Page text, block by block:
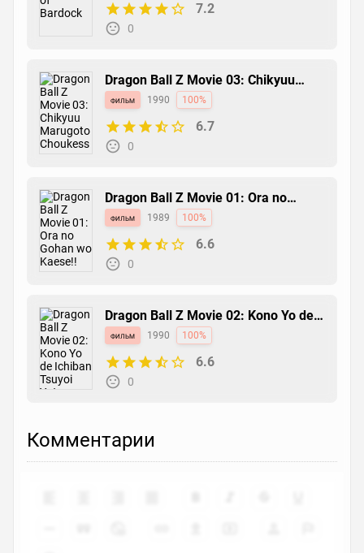
7.2
0
Dragon Ball Z Movie 03: Chikyuu
Marugoto Choukessen
фильм 1990 100%
6.7
0
Dragon Ball Z Movie 01: Ora no
Gohan wo Kaese!!
фильм 1989 100%
6.6
0
Dragon Ball Z Movie 02: Kono Yo de
Ichiban Tsuyoi Yatsu
фильм 1990 100%
6.6
0
Комментарии